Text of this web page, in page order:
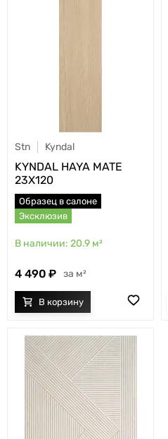
Stn Kyndal
KYNDAL HAYA MATE
23X120
Образец в салоне
Эксклюзив
20.9 м²
4 490 м²